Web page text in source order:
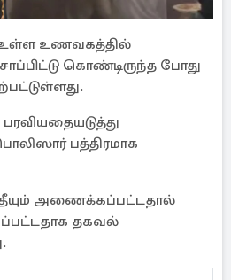
உள்ள உணவகத்தில்
கொண்டிருந்த போது
பத்திரமாக
தீயும் அணைக்கப்பட்டதால்
தகவல்